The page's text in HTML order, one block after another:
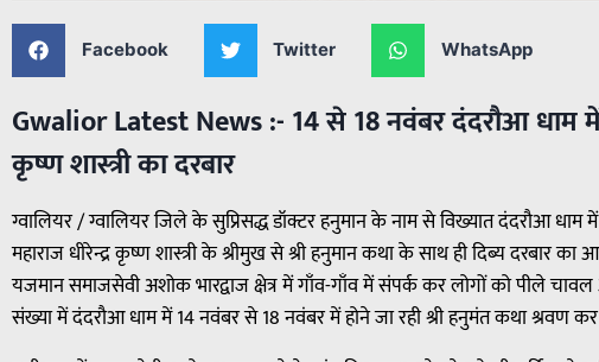
Facebook Twitter WhatsApp
Gwalior Latest News :- 14 से 18 नवंबर दंदरौआ धाम में
कृष्ण शास्त्री का दरबार
ग्वालियर / ग्वालियर जिले के सुप्रिसद्ध डॉक्टर हनुमान के नाम से विख्यात दंदरौआ
महाराज धीरेन्द्र कृष्ण शास्त्री के श्रीमुख से श्री हनुमान कथा के साथ ही दिब्य दरबार
यजमान समाजसेवी अशोक भारद्वाज क्षेत्र में गाँव-गाँव में संपर्क कर लोगों को पीले
संख्या में दंदरौआ धाम में 14 नवंबर से 18 नवंबर में होने जा रही श्री हनुमंत कथा श्रवण